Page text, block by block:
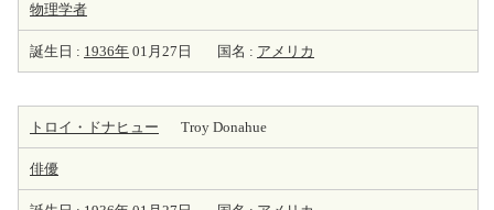
物理学者
誕生日 : 1936年 01月27日 国名 : アメリカ
トロイ・ドナヒュー Troy Donahue
俳優